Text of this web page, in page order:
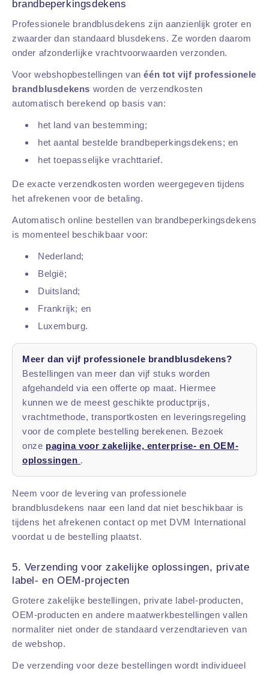
brandbeperkingsdekens
Professionele brandblusdekens zijn aanzienlijk groter en
zwaarder dan standaard blusdekens. Ze worden daarom
onder afzonderlijke vrachtvoorwaarden verzonden.
Voor webshopbestellingen vanéén tot vijf professionele
brandblusdekens worden de verzendkosten
automatisch berekend op basis van:
het land van bestemming;
het aantal bestelde brandbeperkingsdekens; en
het toepasselijke vrachttarief.
De exacte verzendkosten worden weergegeven tijdens
het afrekenen voor de betaling.
Automatisch online bestellen van brandbeperkingsdekens
is momenteel beschikbaar voor:
Nederland;
België;
Duitsland;
Frankrijk; en
Luxemburg.
Meer dan vijf professionele brandblusdekens?
Bestellingen van meer dan vijf stuks worden
afgehandeld via een offerte op maat. Hiermee
kunnen we de meest geschikte productprijs,
vrachtmethode, transportkosten en leveringsregeling
voor de complete bestelling berekenen. Bezoek
onze pagina voor zakelijke, enterprise- en OEM-
oplossingen .
Neem voor de levering van professionele
brandblusdekens naar een land dat niet beschikbaar is
tijdens het afrekenen contact op met DVM International
voordat u de bestelling plaatst.
5. Verzending voor zakelijke oplossingen, private
label- en OEM-projecten
Grotere zakelijke bestellingen, private label-producten,
OEM-producten en andere maatwerkbestellingen vallen
normaliter niet onder de standaard verzendtarieven van
de webshop.
De verzending voor deze bestellingen wordt individueel